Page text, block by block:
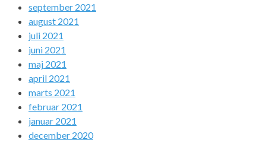
september 2021
august 2021
juli 2021
juni 2021
maj 2021
april 2021
marts 2021
februar 2021
januar 2021
december 2020